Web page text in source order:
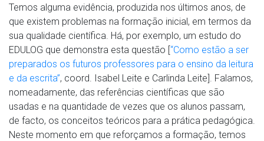
Temos alguma evidência, produzida nos últimos anos, de
que existem problemas na formação inicial, em termos da
sua qualidade científica. Há, por exemplo, um estudo do
EDULOG que demonstra esta questão [“Como estão a ser
preparados os futuros professores para o ensino da leitura
e da escrita”, coord. Isabel Leite e Carlinda Leite]. Falamos,
nomeadamente, das referências científicas que são
usadas e na quantidade de vezes que os alunos passam,
de facto, os conceitos teóricos para a prática pedagógica.
Neste momento em que reforçamos a formação, temos